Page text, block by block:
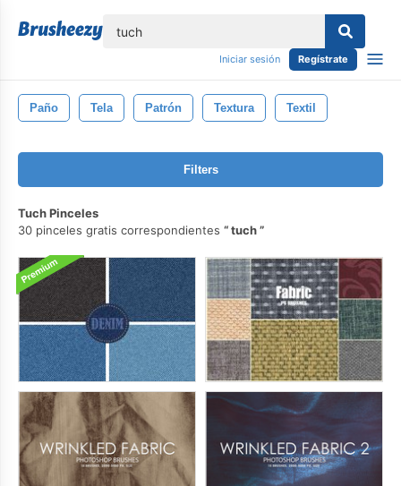
Iniciar sesión Regístrate
Paño Tela Patrón Textura Textil
Filters
Tuch Pinceles
30 pinceles gratis correspondientes
tuch